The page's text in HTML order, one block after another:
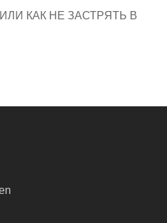
КАК НЕ ЗАСТРЯТЬ В